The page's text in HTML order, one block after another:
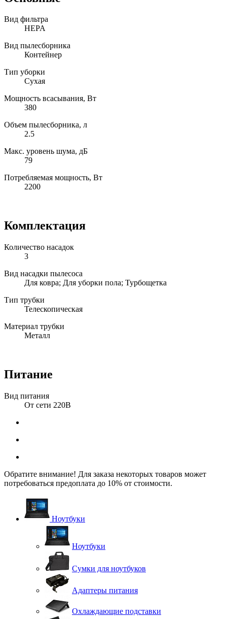
Вид фильтра
HEPA
Вид пылесборника
Контейнер
Тип уборки
Сухая
Мощность всасывания, Вт
380
Объем пылесборника, л
2.5
Макс. уровень шума, дБ
79
Потребляемая мощность, Вт
2200
Комплектация
Количество насадок
3
Вид насадки пылесоса
Для ковра; Для уборки пола; Турбощетка
Тип трубки
Телескопическая
Материал трубки
Металл
Питание
Вид питания
От сети 220В
Обратите внимание! Для заказа некоторых товаров может
потребоваться предоплата до 10% от стоимости.
Ноутбуки
Ноутбуки
Сумки для ноутбуков
Адаптеры питания
Охлаждающие подставки